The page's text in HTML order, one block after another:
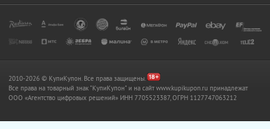
2010-2026 © КупиКупон. Все права защищены.
Все права на товарный знак "КупиКупон" и на сайт www.kupikupon.ru принадлежат
OOO «Агентство цифровых решений» ИНН 7705523387, ОГРН 1127747063212